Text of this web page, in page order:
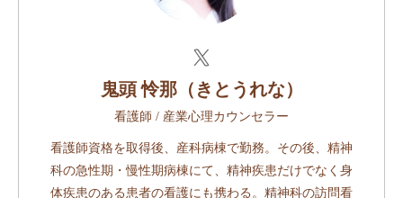
鬼頭 怜那（きとうれな）
看護師 / 産業心理カウンセラー
看護師資格を取得後、産科病棟で勤務。その後、精神
科の急性期・慢性期病棟にて、精神疾患だけでなく身
体疾患のある患者の看護にも携わる。精神科の訪問看